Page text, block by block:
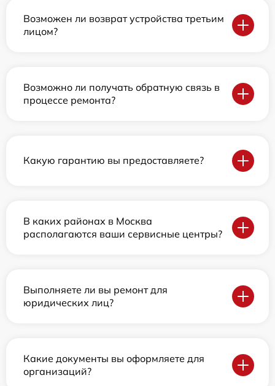
Возможен ли возврат устройства третьим
лицом?
Возможно ли получать обратную связь в
процессе ремонта?
Какую гарантию вы предоставляете?
В каких районах в Москва
располагаются ваши сервисные центры?
Выполняете ли вы ремонт для
юридических лиц?
Какие документы вы оформляете для
организаций?